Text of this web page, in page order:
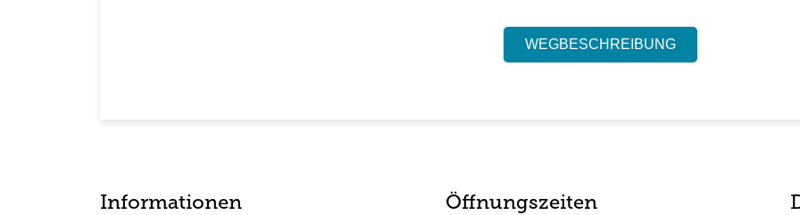
WEGBESCHREIBUNG
Informationen Öffnungszeiten